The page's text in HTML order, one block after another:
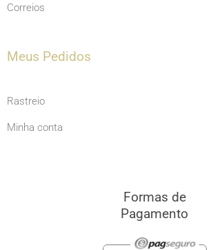
Correios
Meus Pedidos
Rastreio
Minha conta
Formas de
Pagamento